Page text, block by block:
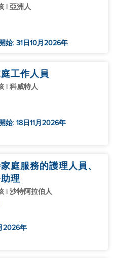
| 亞洲人
始: 31日10月2026年
工作人員
| 科威特人
始: 18日11月2026年
庭服務的護理人員、
理
| 沙特阿拉伯人
2026年